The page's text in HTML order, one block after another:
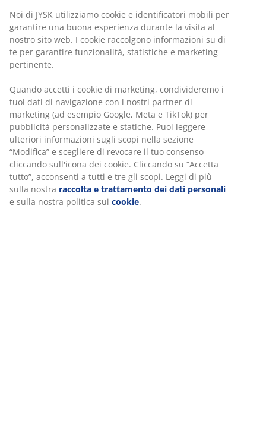
SKU: 4912563
Recensioni
(2)
Spedizione
Noi di JYSK utilizziamo cookie e identificatori mobili per
garantire una buona esperienza durante la visita al
nostro sito web. I cookie raccolgono informazioni su di
te per garantire funzionalità, statistiche e marketing
pertinente.
Quando accetti i cookie di marketing, condivideremo i
tuoi dati di navigazione con i nostri partner di
marketing (ad esempio Google, Meta e TikTok) per
pubblicità personalizzate e statiche. Puoi leggere
ulteriori informazioni sugli scopi nella sezione
“Modifica” e scegliere di revocare il tuo consenso
cliccando sull'icona dei cookie. Cliccando su “Accetta
tutto”, acconsenti a tutti e tre gli scopi. Leggi di più
sulla nostra raccolta e trattamento dei dati personali
e sulla nostra politica sui cookie.